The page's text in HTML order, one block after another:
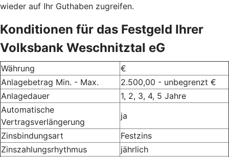
wieder auf Ihr Guthaben zugreifen.
Konditionen für das Festgeld Ihrer
Volksbank Weschnitztal eG
Währung
€
Anlagebetrag Min. - Max.
2.500,00 - unbegrenzt €
Anlagedauer
1, 2, 3, 4, 5 Jahre
Automatische
Vertragsverlängerung
ja
Zinsbindungsart
Festzins
Zinszahlungsrhythmus
jährlich